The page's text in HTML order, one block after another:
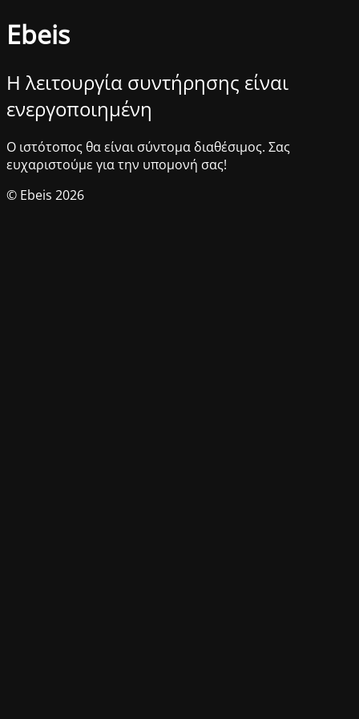
Ebeis
Η λειτουργία συντήρησης είναι
ενεργοποιημένη
Ο ιστότοπος θα είναι σύντομα διαθέσιμος. Σας
ευχαριστούμε για την υπομονή σας!
© Ebeis 2026